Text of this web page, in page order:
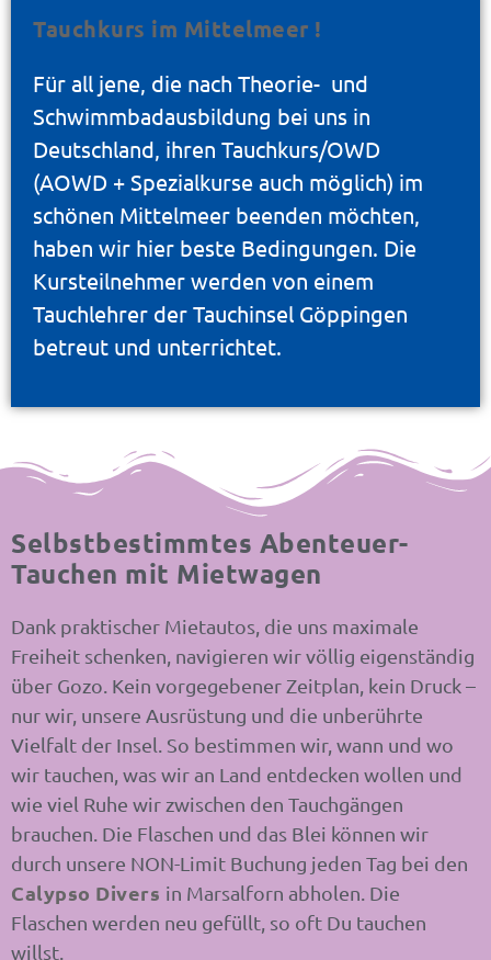
Tauchkurs im Mittelmeer !
Für all jene, die nach Theorie- und
Schwimmbadausbildung bei uns in
Deutschland, ihren Tauchkurs/OWD
(AOWD + Spezialkurse auch möglich) im
schönen Mittelmeer beenden möchten,
haben wir hier beste Bedingungen. Die
Kursteilnehmer werden von einem
Tauchlehrer der Tauchinsel Göppingen
betreut und unterrichtet.
Selbstbestimmtes Abenteuer-
Tauchen mit Mietwagen
Dank praktischer Mietautos, die uns maximale
Freiheit schenken, navigieren wir völlig eigenständig
über Gozo. Kein vorgegebener Zeitplan, kein Druck –
nur wir, unsere Ausrüstung und die unberührte
Vielfalt der Insel. So bestimmen wir, wann und wo
wir tauchen, was wir an Land entdecken wollen und
wie viel Ruhe wir zwischen den Tauchgängen
brauchen. Die Flaschen und das Blei können wir
durch unsere NON-Limit Buchung jeden Tag bei den
Calypso Divers in Marsalforn abholen. Die
Flaschen werden neu gefüllt, so oft Du tauchen
willst.